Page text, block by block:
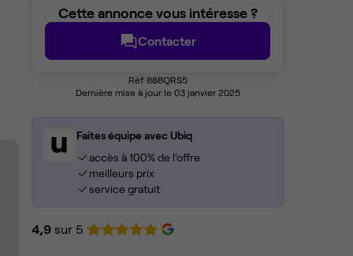
Cette annonce vous intéresse ?
Contacter
Réf 888QRS5
Dernière mise à jour le 03 janvier 2025
Faites équipe avec Ubiq
accès à 100% de l'offre
meilleurs prix
service gratuit
4,9 sur 5